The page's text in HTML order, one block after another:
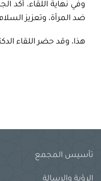
وفي نهاية اللقاء، أكد
ضد المرأة، وتعزيز
هذا، وقد حضر اللقاء
تأسيس المجمع